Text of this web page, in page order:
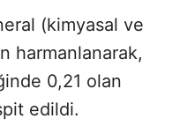
(kimyasal ve
harmanlanarak,
0,21 olan
edildi.